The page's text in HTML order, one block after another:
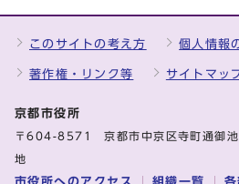
このサイトの考え方 個人情報
著作権・リンク等 サイトマッ
京都市役所
〒604-8571 京都市中京区寺町通御池
地